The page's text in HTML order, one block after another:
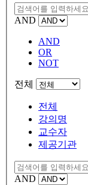
AND
AND
OR
NOT
전체
전체
강의명
교수자
제공기관
AND